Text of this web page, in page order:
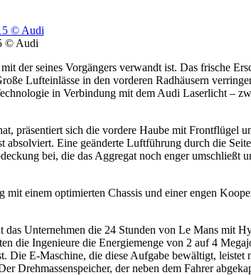
© Audi
der seines Vorgängers verwandt ist. Das frische
Lufteinlässe in den vorderen Radhäusern
in Verbindung mit dem Audi Laserlicht –
präsentiert sich die vordere Haube mit Frontflügel
absolviert. Eine geänderte Luftführung durch die
bei, die das Aggregat noch enger umschließt
einem optimierten Chassis und einer engen
Unternehmen die 24 Stunden von Le Mans mit
die Ingenieure die Energiemenge von 2 auf 4
Die E-Maschine, die diese Aufgabe bewältigt,
Drehmassenspeicher, der neben dem Fahrer